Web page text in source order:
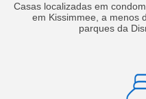
Casas localizadas em
em Kissimmee, a menos
parques da